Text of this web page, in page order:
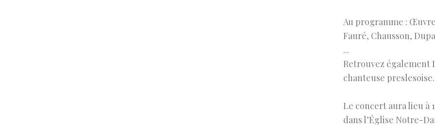
Au programme :
Fauré, Chausson,
...
Retrouvez également
chanteuse preslesoise.
Le concert aura lieu à
dans l’Église Notre-